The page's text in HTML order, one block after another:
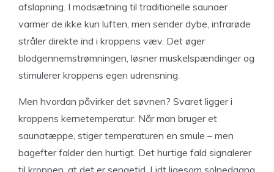
afslapning. I modsætning til traditionelle saunaer
varmer de ikke kun luften, men sender dybe, infrarøde
stråler direkte ind i kroppens væv. Det øger
blodgennemstrømningen, løsner muskelspændinger og
stimulerer kroppens egen udrensning.
Men hvordan påvirker det søvnen? Svaret ligger i
kroppens kernetemperatur. Når man bruger et
saunatæppe, stiger temperaturen en smule – men
bagefter falder den hurtigt. Det hurtige fald signalerer
til kroppen, at det er sengetid. Lidt ligesom solnedgang